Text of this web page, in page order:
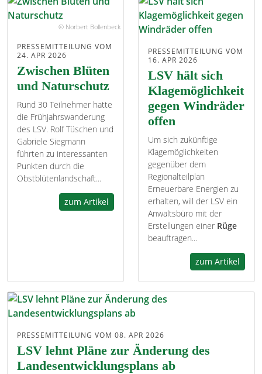
© Norbert Bollenbeck
PRESSEMITTEILUNG VOM
24. APR 2026
Zwischen Blüten
und Naturschutz
Rund 30 Teilnehmer hatte
die Frühjahrswanderung
des LSV. Rolf Tüschen und
Gabriele Siegmann
führten zu interessanten
Punkten durch die
Obstblütenlandschaft...
zum Artikel
PRESSEMITTEILUNG VOM
16. APR 2026
LSV hält sich
Klagemöglichkeit
gegen Windräder
offen
Um sich zukünftige
Klagemöglichkeiten
gegenüber dem
Regionalteilplan
Erneuerbare Energien zu
erhalten, will der LSV ein
Anwaltsbüro mit der
Erstellungen einer Rüge
beauftragen...
zum Artikel
PRESSEMITTEILUNG VOM 08. APR 2026
LSV lehnt Pläne zur Änderung des
Landesentwicklungsplans ab